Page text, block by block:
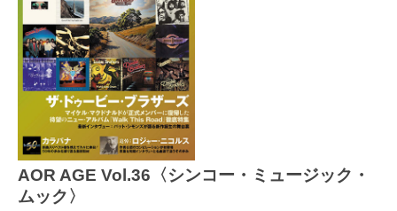
AOR AGE Vol.36〈シンコー・ミュージック・
ムック〉